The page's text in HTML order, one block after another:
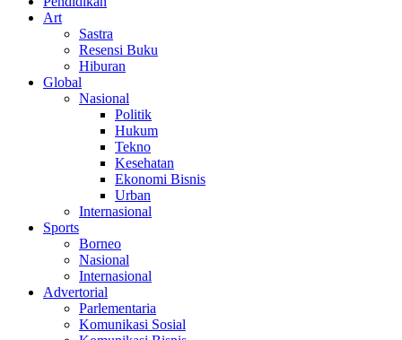
Art
Sastra
Resensi Buku
Hiburan
Global
Nasional
Politik
Hukum
Tekno
Kesehatan
Ekonomi Bisnis
Urban
Internasional
Sports
Borneo
Nasional
Internasional
Advertorial
Parlementaria
Komunikasi Sosial